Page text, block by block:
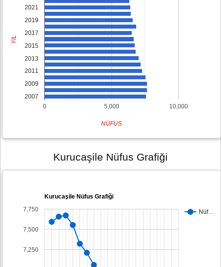
0 5,000 10,000
2021
2019
2017
2015
2013
2011
2009
2007
NÜFUS
YIL
Kurucaşile Nüfus Grafiği
Kurucaşile Nüfus Grafiği
Nüf…
7,250
7,500
7,750